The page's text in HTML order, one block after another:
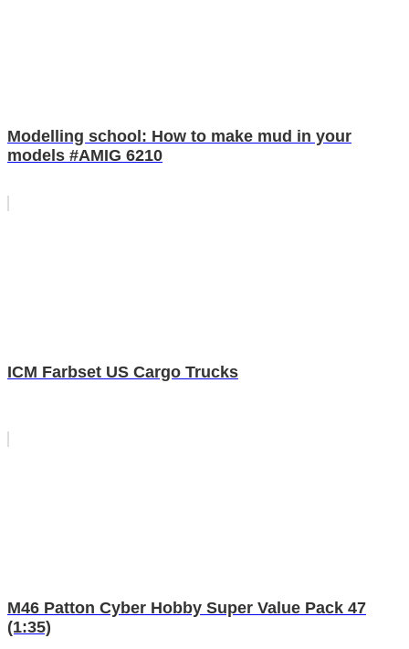
Modelling school: How to make mud in your
models #AMIG 6210
ICM Farbset US Cargo Trucks
M46 Patton Cyber Hobby Super Value Pack 47
(1:35)